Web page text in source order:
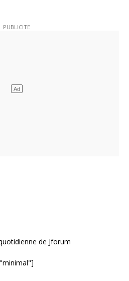
de Jforum